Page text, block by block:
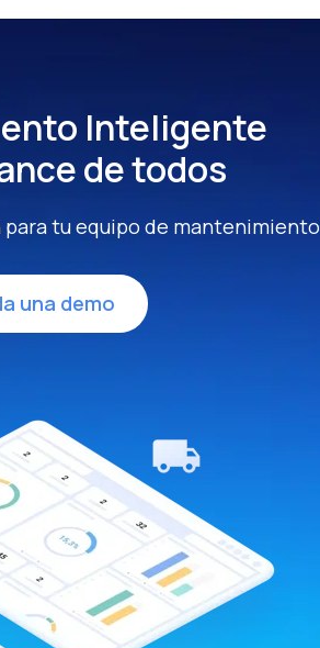
Inteligente
de todos
tu equipo de mantenimiento
una demo